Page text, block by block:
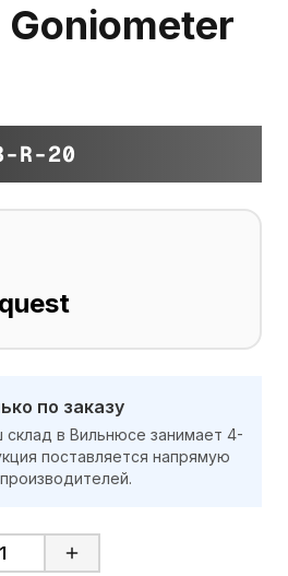
Goniometer
R-20
по заказу
склад в Вильнюсе занимает 4-
поставляется напрямую